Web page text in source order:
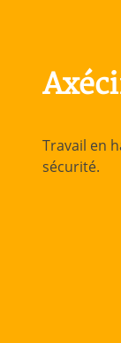
contenu
Travail en
sécurité.